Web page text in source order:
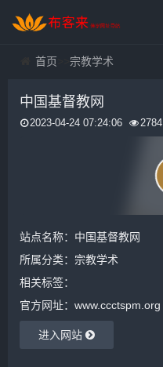
首页 宗教学术
中国基督教网
2023-04-24 07:24:06 2784
站点名称：中国基督教网
所属分类： 宗教学术
相关标签：
官方网址：www.ccctspm.org
进入网站